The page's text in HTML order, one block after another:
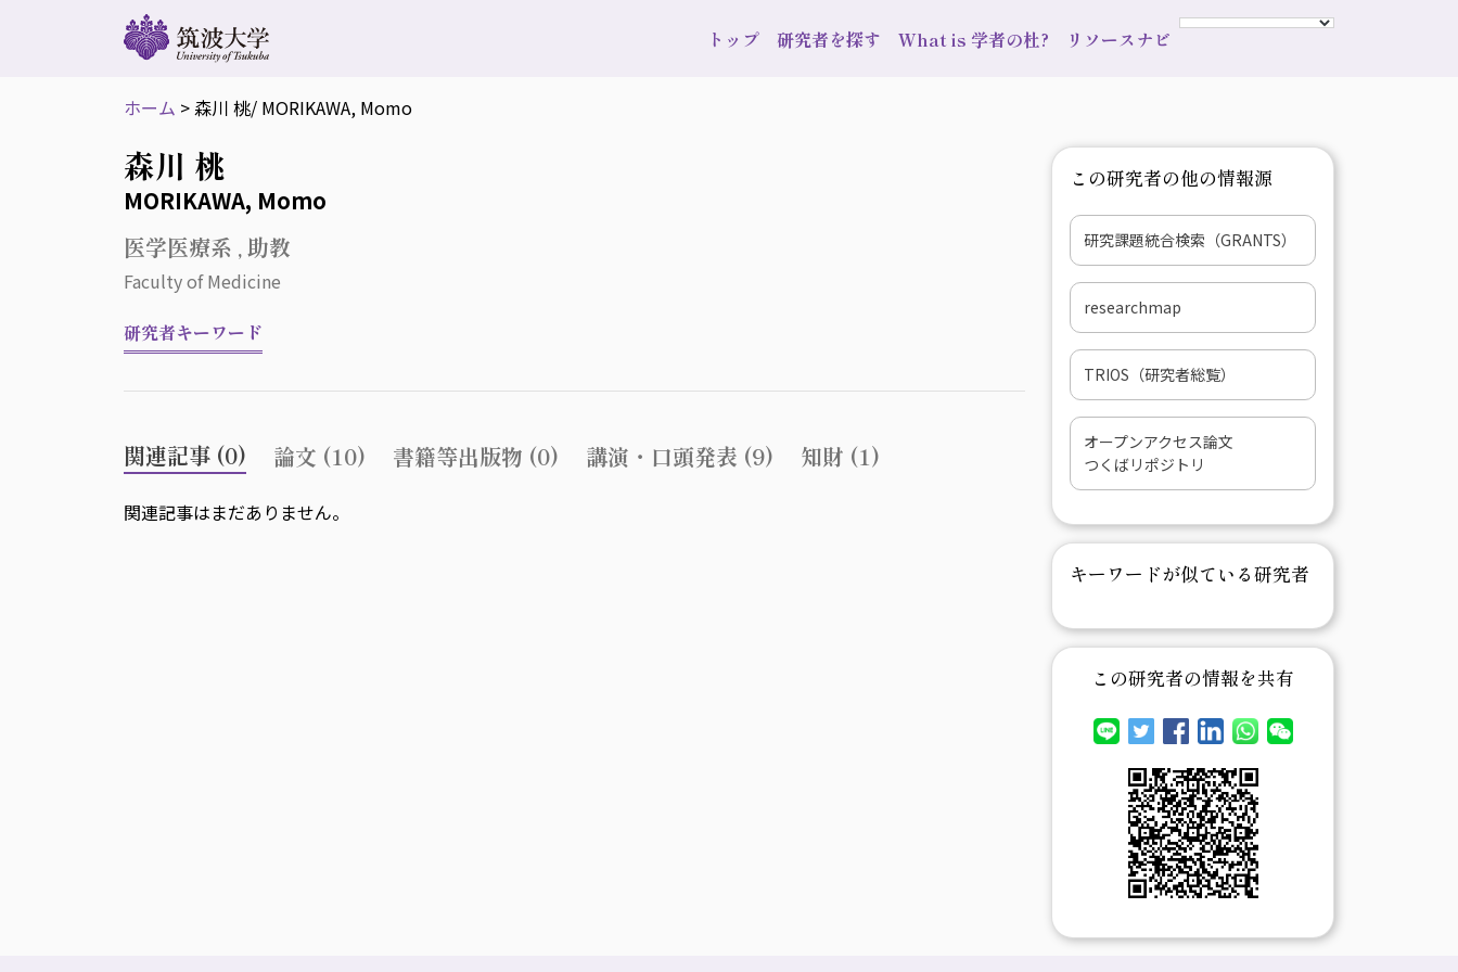
トップ 研究者を探す What is 学者の杜? リソースナビ
ホーム >森川 桃/ MORIKAWA, Momo
森川 桃
MORIKAWA, Momo
医学医療系 , 助教
Faculty of Medicine
研究者キーワード
関連記事 (0) 論文 (10) 書籍等出版物 (0) 講演・口頭発表 (9) 知財 (1)
関連記事はまだありません。
この研究者の他の情報源
研究課題統合検索（GRANTS）
researchmap
TRIOS（研究者総覧）
オープンアクセス論文
つくばリポジトリ
キーワードが似ている研究者
この研究者の情報を共有